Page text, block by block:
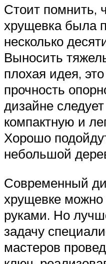
Стоит помнить,
хрущевка была
несколько
Выносить
плохая идея,
прочность
дизайне
компактную и
Хорошо
небольшой
Современный
хрущевке
руками. Но
задачу
мастеров